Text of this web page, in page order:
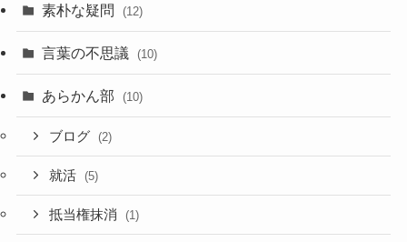
素朴な疑問 (12)
言葉の不思議 (10)
あらかん部 (10)
ブログ (2)
就活 (5)
抵当権抹消 (1)